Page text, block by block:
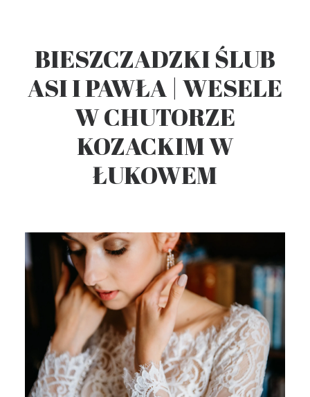
BIESZCZADZKI ŚLUB
ASI I PAWŁA | WESELE
W CHUTORZE
KOZACKIM W
ŁUKOWEM